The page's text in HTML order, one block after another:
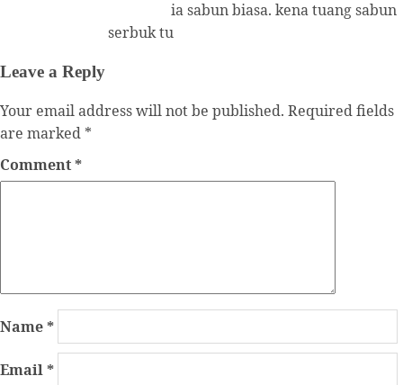
ia sabun biasa. kena tuang sabun
serbuk tu
Leave a Reply
Your email address will not be published. Required fields
are marked *
Comment*
Name*
Email*